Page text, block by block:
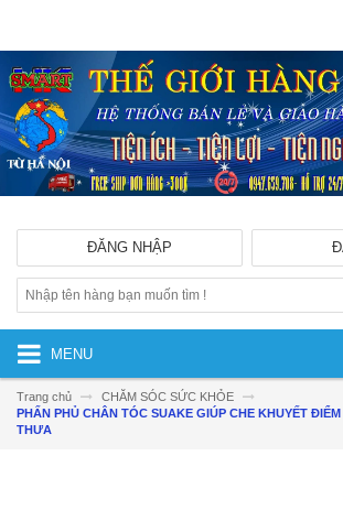
ĐĂNG NHẬP
MENU
Trang chủ
CHĂM SÓC SỨC KHỎE
PHẤN PHỦ CHÂN TÓC SUAKE GIÚP CHE KHUYẾT
THƯA